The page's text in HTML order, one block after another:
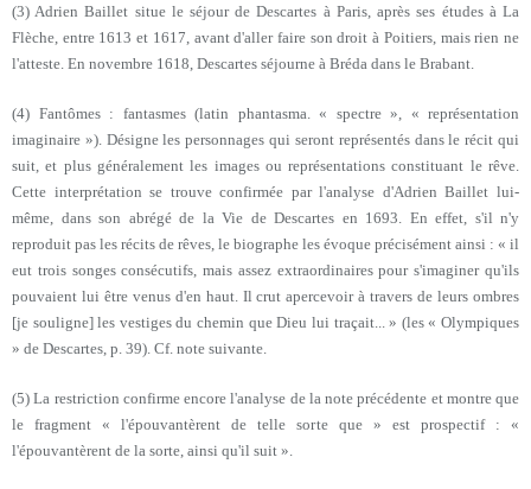
(3) Adrien Baillet situe le séjour de Descartes à Paris, après ses études à La
Flèche, entre 1613 et 1617, avant d'aller faire son droit à Poitiers, mais rien ne
l'atteste. En novembre 1618, Descartes séjourne à Bréda dans le Brabant.
(4) Fantômes : fantasmes (latin phantasma. « spectre », « représentation
imaginaire »). Désigne les personnages qui seront représentés dans le récit qui
suit, et plus généralement les images ou représentations constituant le rêve.
Cette interprétation se trouve confirmée par l'analyse d'Adrien Baillet lui-
même, dans son abrégé de la Vie de Descartes en 1693. En effet, s'il n'y
reproduit pas les récits de rêves, le biographe les évoque précisément ainsi : « il
eut trois songes consécutifs, mais assez extraordinaires pour s'imaginer qu'ils
pouvaient lui être venus d'en haut. Il crut apercevoir à travers de leurs ombres
[je souligne] les vestiges du chemin que Dieu lui traçait... » (les « Olympiques
» de Descartes, p. 39). Cf. note suivante.
(5) La restriction confirme encore l'analyse de la note précédente et montre que
le fragment « l'épouvantèrent de telle sorte que » est prospectif : «
l'épouvantèrent de la sorte, ainsi qu'il suit ».